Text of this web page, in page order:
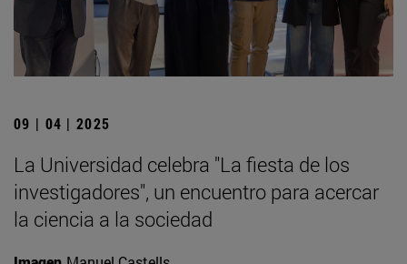
09 | 04 | 2025
La Universidad celebra "La fiesta de los
investigadores", un encuentro para acercar
la ciencia a la sociedad